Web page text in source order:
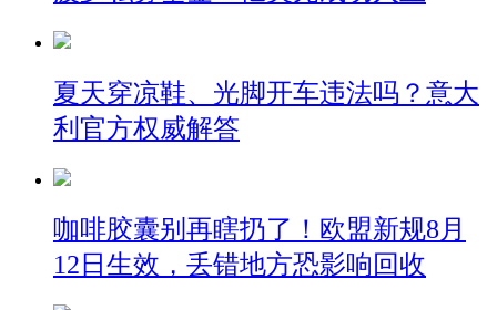
夏天穿凉鞋、光脚开车违法吗？意大
利官方权威解答
咖啡胶囊别再瞎扔了！欧盟新规8月
12日生效，丢错地方恐影响回收